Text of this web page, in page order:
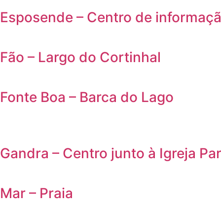
Esposende – Centro de
Fão – Largo do Cortinhal
Fonte Boa – Barca do Lago
Gandra – Centro junto à Igreja
Mar – Praia